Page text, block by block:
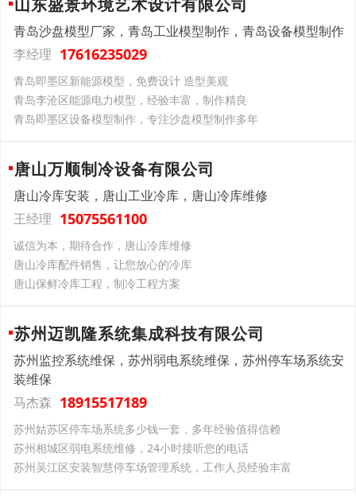
山东盛景环境艺术设计有限公司
青岛沙盘模型厂家，青岛工业模型制作，青岛设备模型制作
李经理 17616235029
青岛即墨区新能源模型，免费设计 造型美观
青岛李沧区能源电力模型，经验丰富，制作精良
青岛即墨区设备模型制作，专注沙盘模型制作多年
唐山万顺制冷设备有限公司
唐山冷库安装，唐山工业冷库，唐山冷库维修
王经理 15075561100
诚信为本，期待合作，唐山冷库维修
唐山冷库配件销售，让您放心的冷库
唐山保鲜冷库工程，制冷工程方案
苏州迈凯隆系统集成科技有限公司
苏州监控系统维保，苏州弱电系统维保，苏州停车场系统安
装维保
马杰森 18915517189
苏州姑苏区停车场系统多少钱一套，多年经验值得信赖
苏州相城区弱电系统维修，24小时接听您的电话
苏州吴江区安装智慧停车场管理系统，工作人员经验丰富